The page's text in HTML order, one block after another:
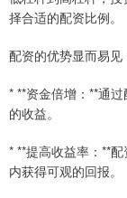
择合适的配资比例。
配资的优势显而易见
* **资金倍增：**通
的收益。
* **提高收益率：**
内获得可观的回报。